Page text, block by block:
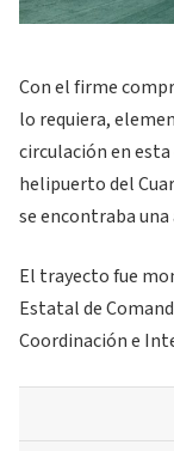
Con el firme
lo requiera,
circulación en
helipuerto del
se encontraba
El trayecto fue
Estatal de
Coordinación e